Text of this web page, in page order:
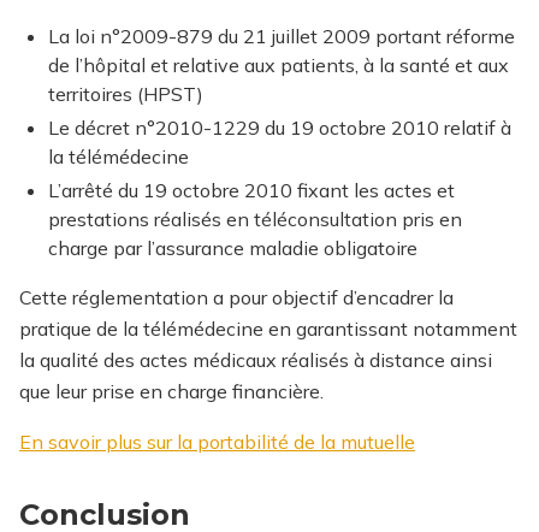
La loi n°2009-879 du 21 juillet 2009 portant réforme
de l’hôpital et relative aux patients, à la santé et aux
territoires (HPST)
Le décret n°2010-1229 du 19 octobre 2010 relatif à
la télémédecine
L’arrêté du 19 octobre 2010 fixant les actes et
prestations réalisés en téléconsultation pris en
charge par l’assurance maladie obligatoire
Cette réglementation a pour objectif d’encadrer la
pratique de la télémédecine en garantissant notamment
la qualité des actes médicaux réalisés à distance ainsi
que leur prise en charge financière.
En savoir plus sur la portabilité de la mutuelle
Conclusion